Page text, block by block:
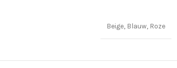
Beige, Blauw, Roze